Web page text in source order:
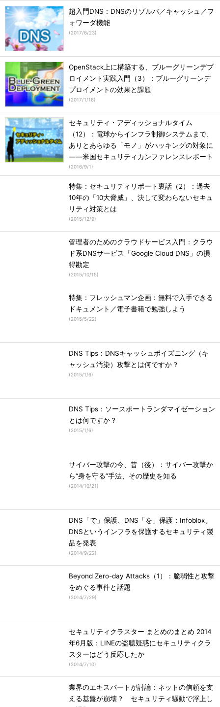
超入門DNS：DNSのリゾルバ／キャッシュ／フ
ォワーダ機能
(2017/6/23)
OpenStack上に構築する、ブルーグリーンデプ
ロイメント実践入門（3）：ブルーグリーンデ
プロイメントの効果と課題
(2017/1/18)
セキュリティ・アディッショナルタイム
（12）：電球からインフラ制御システムまで、
ありとあらゆる「モノ」がハッキングの対象に
――米国セキュリティカンファレンスレポート
(2016/9/1)
特集：セキュリティリポート裏話（2）：過去
10年の「10大脅威」、決して変わらないセキュ
リティ対策とは
(2015/12/9)
管理者のためのクラウドサービス入門：クラウ
ド系DNSサービス「Google Cloud DNS」の損
得勘定
(2015/10/15)
特集：フレッシュマン企画：無料で入手できる
ドキュメント／電子書籍で勉強しよう
(2015/5/22)
DNS Tips：DNSキャッシュポイズニング（キ
ャッシュ汚染）攻撃とは何ですか？
(2015/1/6)
DNS Tips：ソースポートランダマイゼーション
とは何ですか？
(2015/1/6)
サイバー攻撃の今、昔（後）：サイバー攻撃か
ら“身を守る”手法、その歴史を知る
(2014/10/21)
DNS「で」保護、DNS「を」保護：Infoblox、
DNSというインフラを保護するセキュリティ製
品を発表
(2014/9/22)
Beyond Zero-day Attacks（1）：脆弱性と攻撃
をめぐる事件と話題
(2014/7/29)
セキュリティクラスター まとめのまとめ 2014
年6月版：LINEの盗聴疑惑にセキュリティクラ
スターはどう反応したか
(2014/7/10)
業界のエキスパートが討論：ネットの信頼を支
える基盤が崩壊？ セキュリティ騒動で浮上し